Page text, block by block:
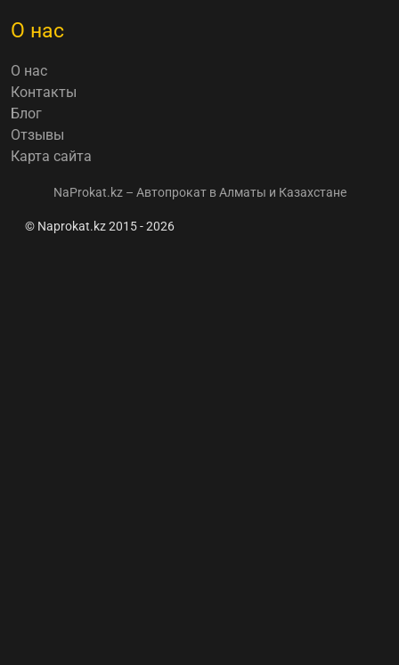
О нас
О нас
Контакты
Блог
Отзывы
Карта сайта
NaProkat.kz – Автопрокат в Алматы и Казахстане
© Naprokat.kz 2015 - 2026